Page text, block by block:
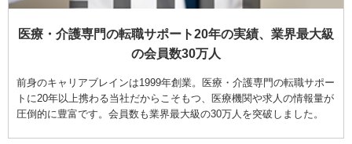
医療・介護専門の転職サポート20年の実績、業界最大級
の会員数30万人
前身のキャリアブレインは1999年創業。医療・介護専門の転職サポー
トに20年以上携わる当社だからこそもつ、医療機関や求人の情報量が
圧倒的に豊富です。会員数も業界最大級の30万人を突破しました。